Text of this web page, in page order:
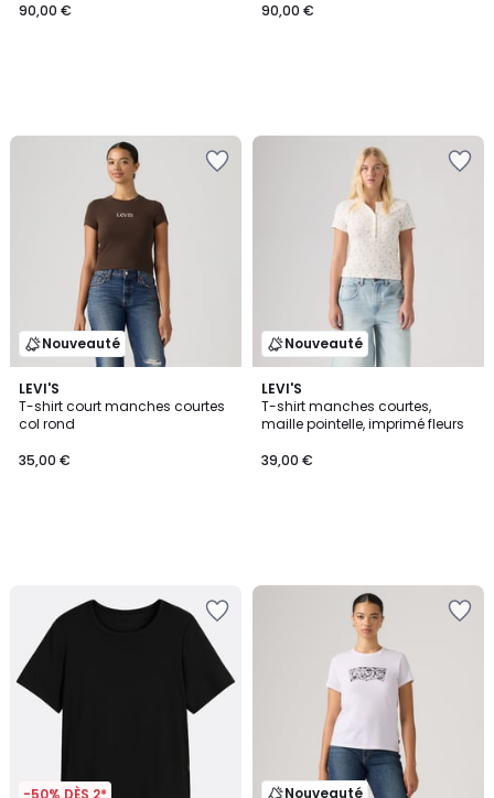
90,00 €
90,00 €
Nouveauté
LEVI'S
T-shirt court manches courtes
col rond
35,00 €
Nouveauté
LEVI'S
T-shirt manches courtes,
maille pointelle, imprimé fleurs
39,00 €
-50% DÈS 2* Nouveauté